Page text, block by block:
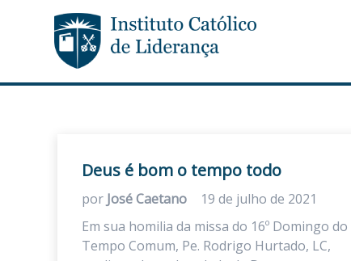
Deus é bom o tempo todo
por José Caetano
19 de julho de 2021
Em sua homilia da missa do 16º Domingo do
Tempo Comum, Pe. Rodrigo Hurtado, LC,